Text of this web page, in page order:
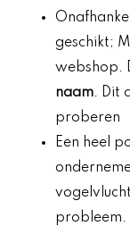
geschikt;
webshop.
naam. Dit
proberen
Een heel
probleem.